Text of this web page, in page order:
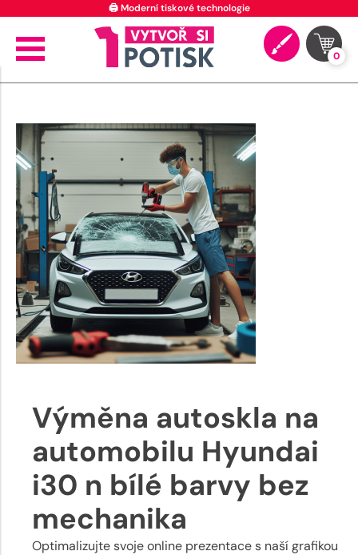
🖨️ Moderní tiskové technologie
0
Výměna autoskla na
automobilu Hyundai
i30 n bílé barvy bez
mechanika
Optimalizujte svoje online prezentace s naší grafikou